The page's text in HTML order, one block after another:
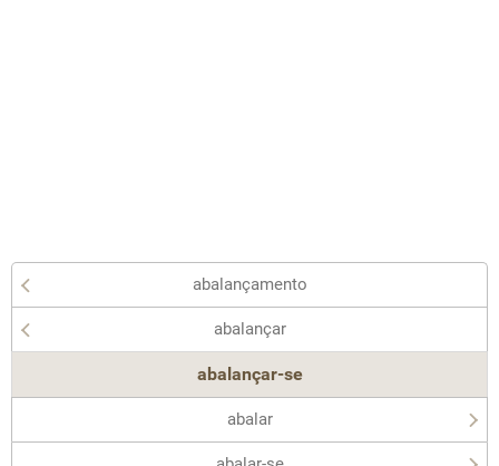
abalançamento
abalançar
abalançar-se
abalar